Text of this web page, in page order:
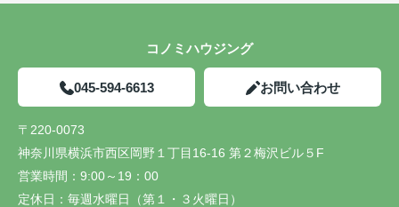
コノミハウジング
045-594-6613 お問い合わせ
〒220-0073
神奈川県横浜市西区岡野１丁目16-16 第２梅沢ビル５F
営業時間： 9:00～19：00
定休日： 毎週水曜日（第１・３火曜日）